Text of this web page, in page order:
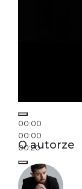
00:00
00:00
00:20
O autorze